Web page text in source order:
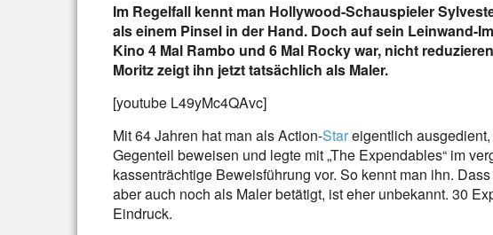
Im Regelfall kennt man Hollywood-Schauspieler
als einem Pinsel in der Hand. Doch auf sein Leinwand-
Kino 4 Mal Rambo und 6 Mal Rocky war, nicht
Moritz zeigt ihn jetzt tatsächlich als Maler.
[youtube L49yMc4QAvc]
Mit 64 Jahren hat man als Action-Stareigentlich
Gegenteil beweisen und legte mit „The Expendables“ im
kassenträchtige Beweisführung vor. So kennt man ihn.
aber auch noch als Maler betätigt, ist eher unbekannt. 30
Eindruck.